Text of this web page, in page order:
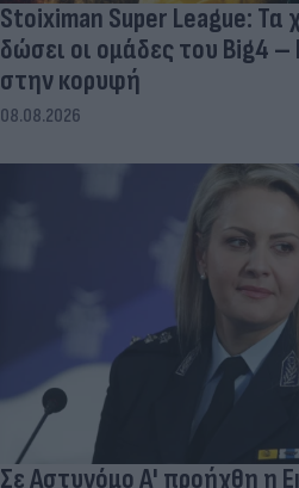
Stoiximan Super League:
δώσει οι ομάδες του Big4 –
στην κορυφή
08.08.2026
Σε Αστυνόμο Α' προήχθη η